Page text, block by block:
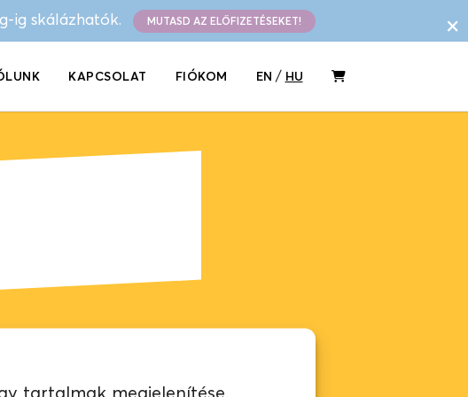
tartalmak megjelenítése,
ig skálázhatók. MUTASD AZ ELŐFIZETÉSEKET! ×
KAPCSOLAT FIÓKOM EN / HU